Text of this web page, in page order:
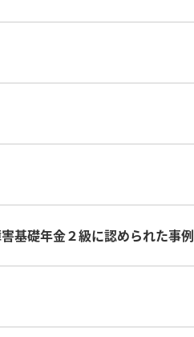
基礎年金２級に認められた事例